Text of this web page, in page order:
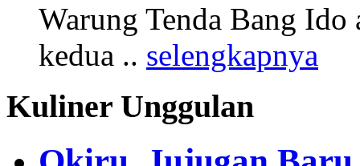
Warung Tenda Bang
kedua .. selengkapnya
Kuliner Unggulan